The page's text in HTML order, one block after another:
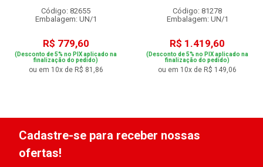
Código: 82655
Embalagem: UN/1
R$ 779,60
(Desconto de 5% no PIX aplicado na
finalização do pedido)
ou em 10x de R$ 81,86
Código: 81278
Embalagem: UN/1
R$ 1.419,60
(Desconto de 5% no PIX aplicado na
finalização do pedido)
ou em 10x de R$ 149,06
Cadastre-se para receber nossas
ofertas!